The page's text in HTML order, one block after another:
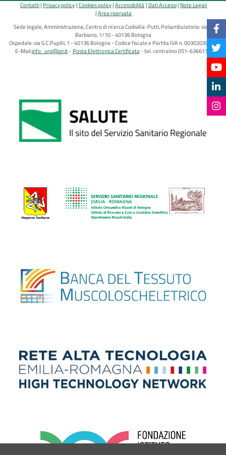
Contatti Privacy policy Cookies policy Accessibilità Dati Accessi Note Legali
Area riservata
Sede legale, Amministrazione, Centro di ricerca Codivilla-Putti, Poliambulatorio: via di
Barbiano, 1/10 - 40136 Bologna
Ospedale: via G.C.Pupilli, 1 - 40136 Bologna - Codice fiscale e Partita IVA n. 00302030374
E-Mail:info_urp@ior.it Posta Elettronica Certificata tel. centralino 051-6366111